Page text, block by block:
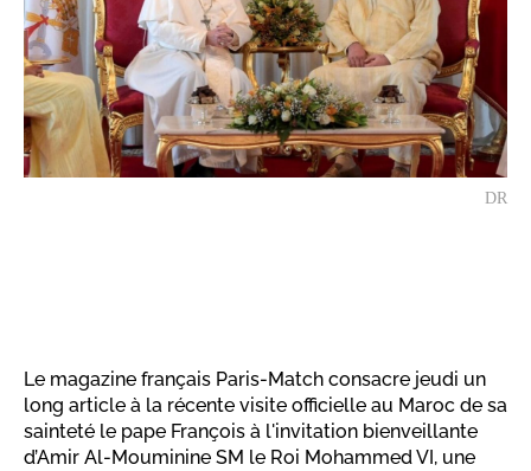
DR
Le magazine français Paris-Match consacre jeudi un
long article à la récente visite officielle au Maroc de sa
sainteté le pape François à l'invitation bienveillante
d’Amir Al-Mouminine SM le Roi Mohammed VI, une